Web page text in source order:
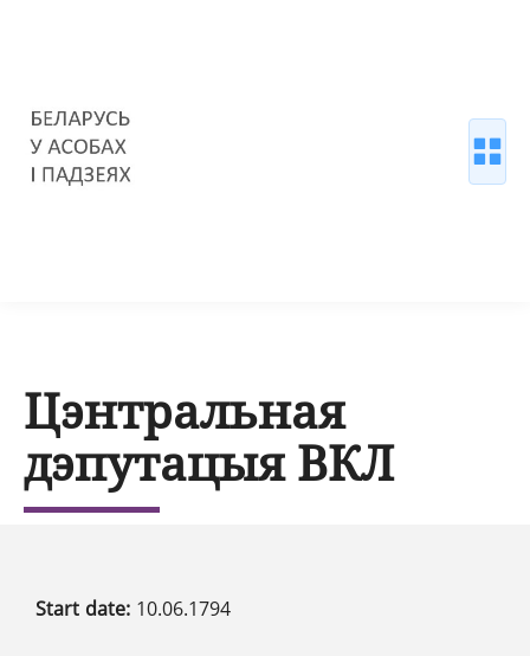
Цэнтральная
дэпутацыя ВКЛ
Start date: 10.06.1794